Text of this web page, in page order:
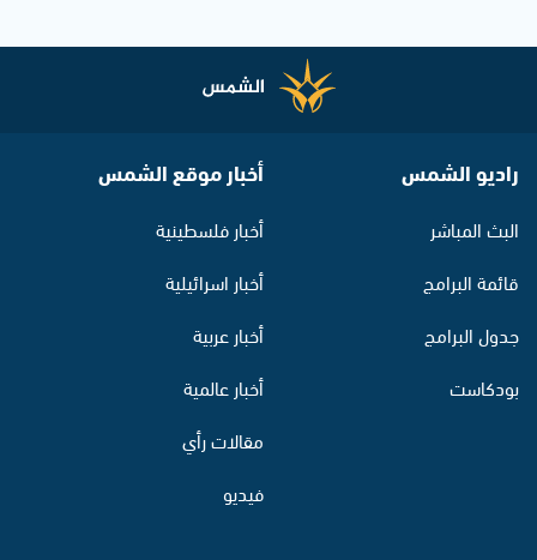
راديو الشمس
البث المباشر
قائمة البرامج
جدول البرامج
بودكاست
أخبار موقع الشمس
أخبار فلسطينية
أخبار اسرائيلية
أخبار عربية
أخبار عالمية
مقالات رأي
فيديو